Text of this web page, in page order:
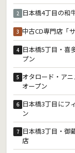
2 日本橋4丁目の和
3 中古CD専門店「
4 日本橋5丁目・喜
プン
5 オタロード・ア
オープン
6 日本橋3丁目にフ
ン
7 日本橋3丁目・御
店